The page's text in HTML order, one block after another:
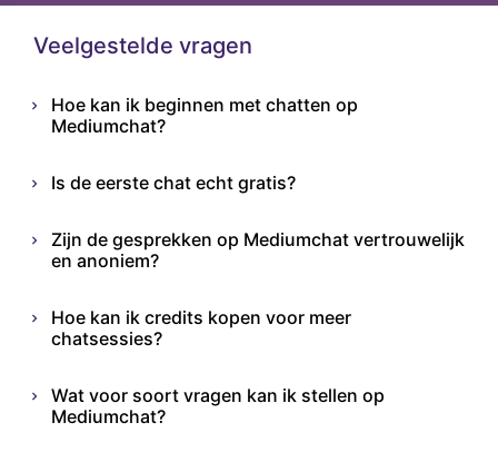
Veelgestelde vragen
Hoe kan ik beginnen met chatten op
Mediumchat?
Is de eerste chat echt gratis?
Zijn de gesprekken op Mediumchat vertrouwelijk
en anoniem?
Hoe kan ik credits kopen voor meer
chatsessies?
Wat voor soort vragen kan ik stellen op
Mediumchat?